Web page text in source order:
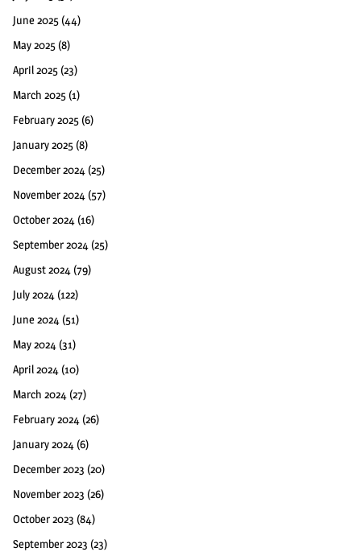
June 2025 (44)
May 2025 (8)
April 2025 (23)
March 2025 (1)
February 2025 (6)
January 2025 (8)
December 2024 (25)
November 2024 (57)
October 2024 (16)
September 2024 (25)
August 2024 (79)
July 2024 (122)
June 2024 (51)
May 2024 (31)
April 2024 (10)
March 2024 (27)
February 2024 (26)
January 2024 (6)
December 2023 (20)
November 2023 (26)
October 2023 (84)
September 2023 (23)